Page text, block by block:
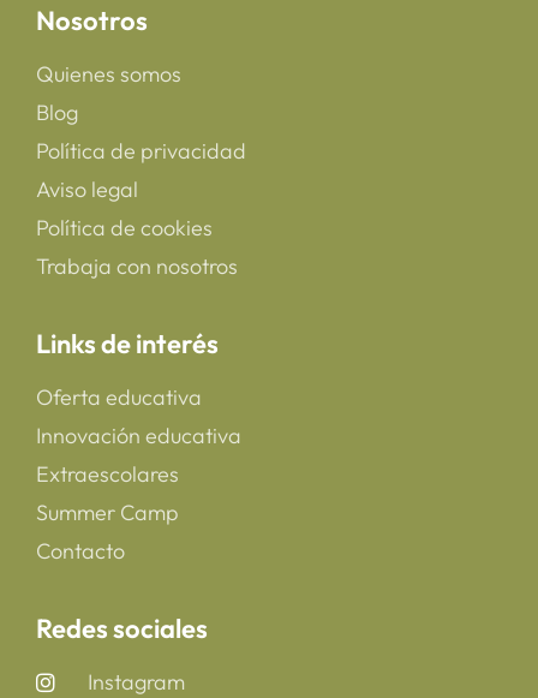
Nosotros
Quienes somos
Blog
Política de privacidad
Aviso legal
Política de cookies
Trabaja con nosotros
Links de interés
Oferta educativa
Innovación educativa
Extraescolares
Summer Camp
Contacto
Redes sociales
Instagram